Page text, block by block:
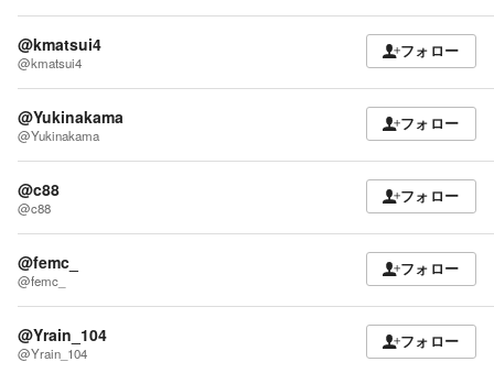
@kmatsui4
@kmatsui4
フォロー
@Yukinakama
@Yukinakama
フォロー
@c88
@c88
フォロー
@femc_
@femc_
フォロー
@Yrain_104
@Yrain_104
フォロー